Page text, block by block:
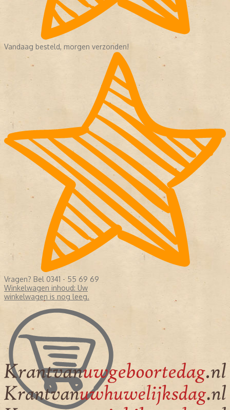
Vandaag besteld, morgen verzonden!
Vragen? Bel 0341 - 55 69 69
Winkelwagen inhoud: Uw
winkelwagen is nog leeg.